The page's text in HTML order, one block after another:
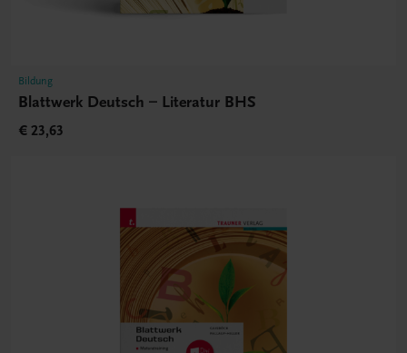
Bildung
Blattwerk Deutsch – Literatur BHS
€ 23,63